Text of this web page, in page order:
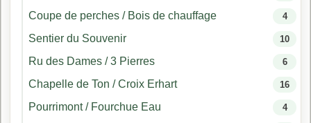
Coupe de perches / Bois de chauffage 4
Sentier du Souvenir 10
Ru des Dames / 3 Pierres 6
Chapelle de Ton / Croix Erhart 16
Pourrimont / Fourchue Eau 4